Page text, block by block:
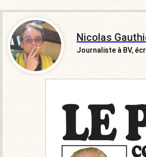
Nicolas
Journaliste à BV,